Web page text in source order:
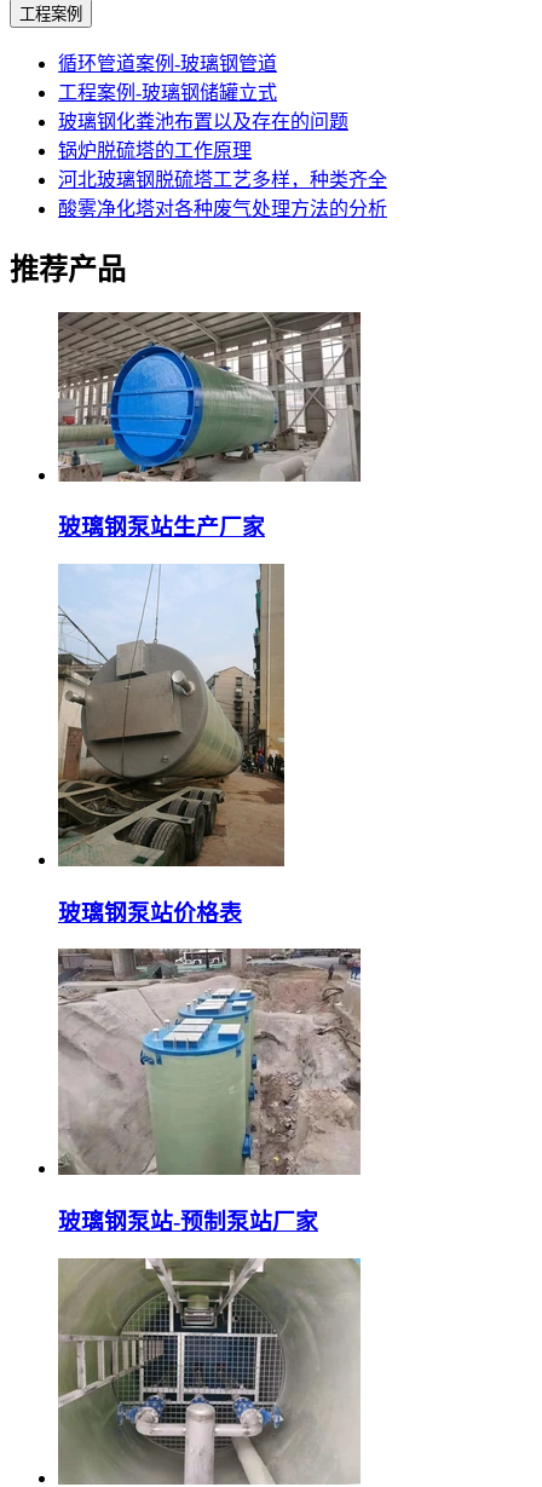
工程案例
循环管道案例-玻璃钢管道
工程案例-玻璃钢储罐立式
玻璃钢化粪池布置以及存在的问题
锅炉脱硫塔的工作原理
河北玻璃钢脱硫塔工艺多样，种类齐全
酸雾净化塔对各种废气处理方法的分析
推荐产品
玻璃钢泵站生产厂家
玻璃钢泵站价格表
玻璃钢泵站-预制泵站厂家